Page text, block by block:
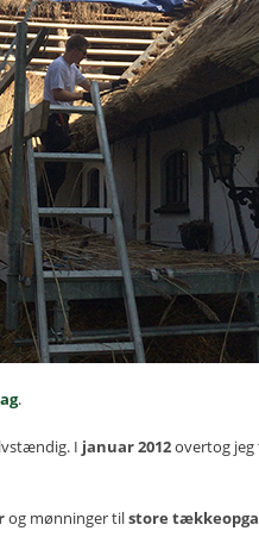
.
I januar 2012overtog
og mønninger tilstore